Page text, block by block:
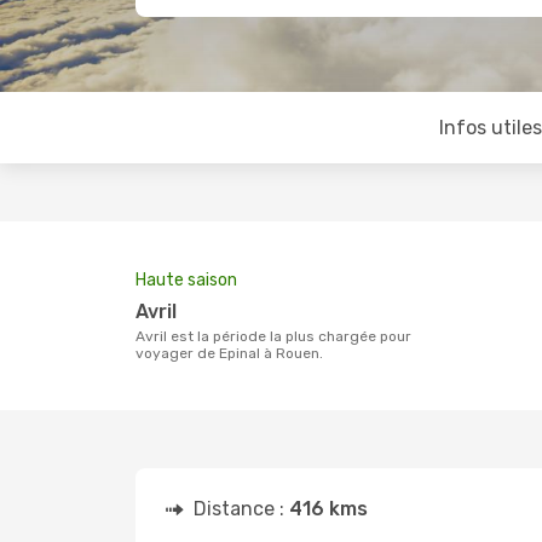
Infos utiles
Haute saison
avril
avril est la période la plus chargée pour
voyager de Epinal à Rouen.
Distance : 416 kms